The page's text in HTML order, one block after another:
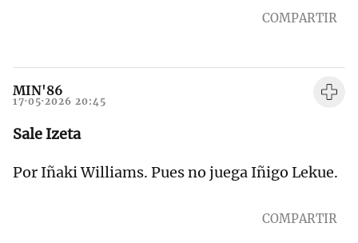
COMPARTIR
MIN'86
17·05·2026 20:45
Sale Izeta
Por Iñaki Williams. Pues no juega Iñigo Lekue.
COMPARTIR